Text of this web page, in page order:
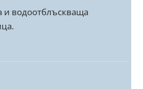
и водоотблъскваща